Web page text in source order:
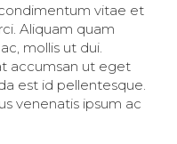
vitae et
Aliquam quam
mollis ut dui.
accumsan ut eget
est id pellentesque.
venenatis ipsum ac